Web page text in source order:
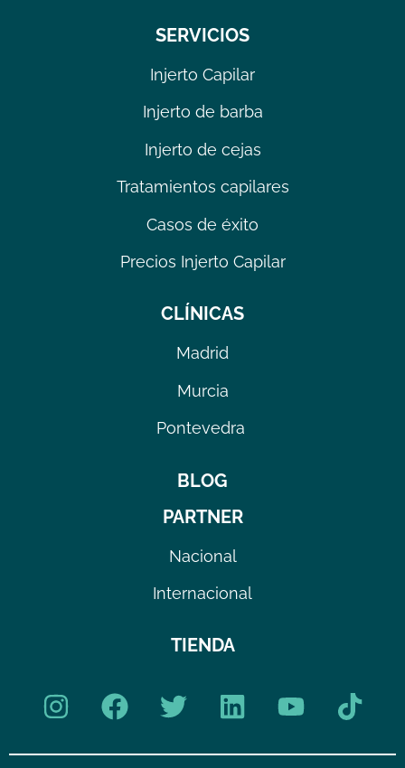
SERVICIOS
Injerto Capilar
Injerto de barba
Injerto de cejas
Tratamientos capilares
Casos de éxito
Precios Injerto Capilar
CLÍNICAS
Madrid
Murcia
Pontevedra
BLOG
PARTNER
Nacional
Internacional
TIENDA